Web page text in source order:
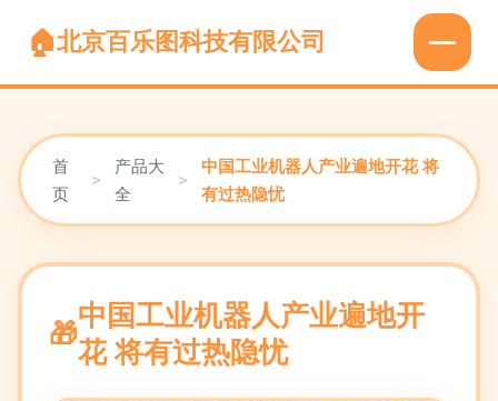
北京百乐图科技有限公司
首
页
>
产品大
全
>
中国工业机器人产业遍地开花 将
有过热隐忧
中国工业机器人产业遍地开
花 将有过热隐忧